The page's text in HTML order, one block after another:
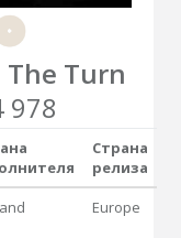
The Turn
978
Страна
релиза
Europe